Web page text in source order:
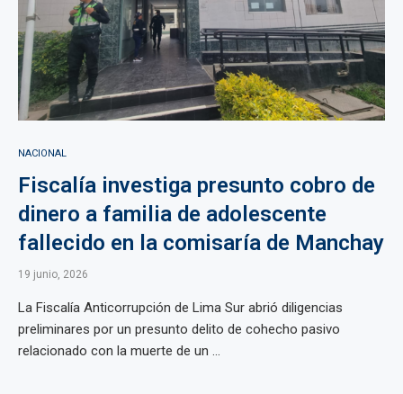
NACIONAL
Fiscalía investiga presunto cobro de
dinero a familia de adolescente
fallecido en la comisaría de Manchay
19 junio, 2026
La Fiscalía Anticorrupción de Lima Sur abrió diligencias
preliminares por un presunto delito de cohecho pasivo
relacionado con la muerte de un ...